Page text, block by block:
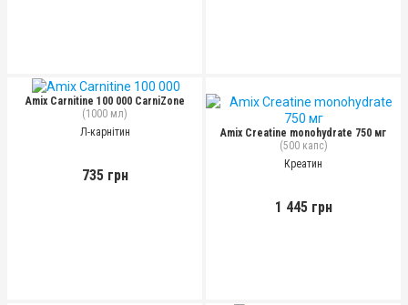
Amix Carnitine 100 000 CarniZone
(1000 мл)
Л-карнітин
735 грн
Amix Creatine monohydrate 750 мг
(500 капс)
Креатин
1 445 грн